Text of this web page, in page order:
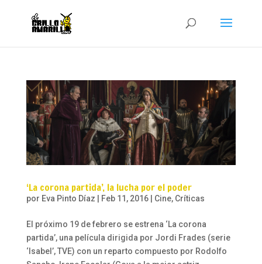
‘La corona partida’, la lucha por el poder
por Eva Pinto Díaz Feb 11, 2016| Cine, Críticas
El próximo 19 de febrero se estrena ‘La corona
partida’, una película dirigida por Jordi Frades (serie
‘Isabel’, TVE) con un reparto compuesto por Rodolfo